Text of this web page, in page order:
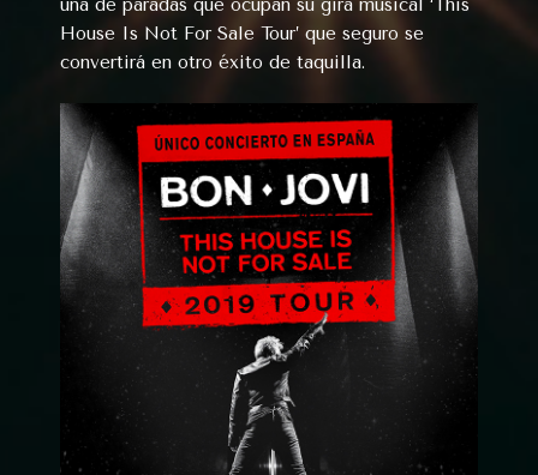
House Is Not For Sale Tour’ que seguro se
convertirá en otro éxito de taquilla.